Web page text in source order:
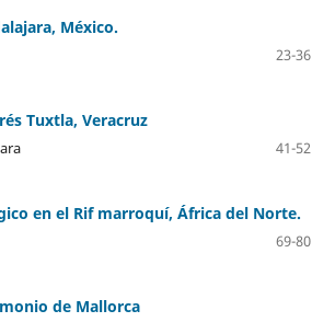
México.
23-36
Tuxtla, Veracruz
41-52
en el Rif marroquí, África del Norte.
69-80
de Mallorca